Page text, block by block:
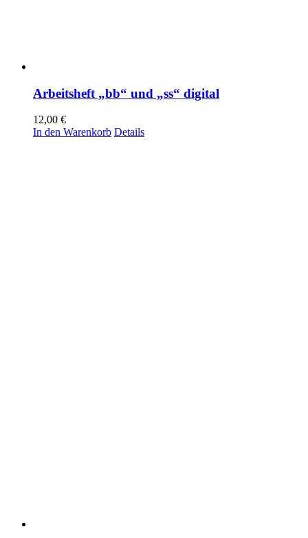
Arbeitsheft „bb“ und „ss“ digital
12,00 €
In den Warenkorb Details